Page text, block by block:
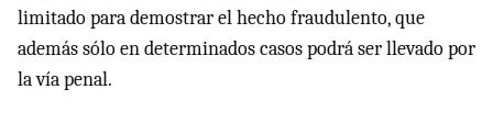
limitado para demostrar el hecho fraudulento, que
además sólo en determinados casos podrá ser llevado por
la vía penal.